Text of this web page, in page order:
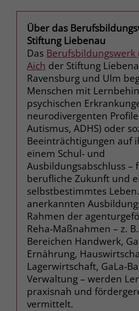
Über das
Stiftung Liebenau
Das Berufsbildungswerk
Aich der Stiftung
Ravensburg und Ulm
Menschen mit
psychischen
neurodivergenten
Autismus, ADHS) oder
Beeinträchtigungen auf
einem Schul- und
Ausbildungsabschluss –
berufliche Zukunft und
selbstbestimmtes
anerkannten
Rahmen der
Reha-Maßnahmen – z.
Bereichen Handwerk,
Ernährung,
Lagerwirtschaft, GaLa-
Verwaltung – werden
praxisnah und
vermittelt.
Zweck
Behält die Zustände
allen
Zweck
Dieses Cookie wird
User über einen
Werbeanzeige auf
Es enthält
welche
sodass erzielte
Bestellungen oder
Anzeige zugewiesen
Name _gcl_dc
Anbieter Google Ads
Laufzeit 90 Tage
Zweck
Dieses Cookie wird
User über einen
Werbeanzeige auf
Es enthält
welche
sodass erzielte
Bestellungen oder
Anzeige zugewiesen